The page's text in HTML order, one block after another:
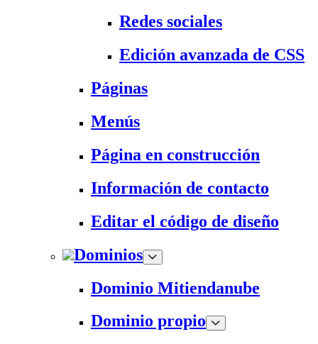
Redes sociales
Edición avanzada de CSS
Páginas
Menús
Página en construcción
Información de contacto
Editar el código de diseño
Dominios
Dominio Mitiendanube
Dominio propio